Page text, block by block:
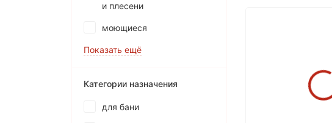
и плесени
моющиеся
Показать ещё
Категории назначения
для бани